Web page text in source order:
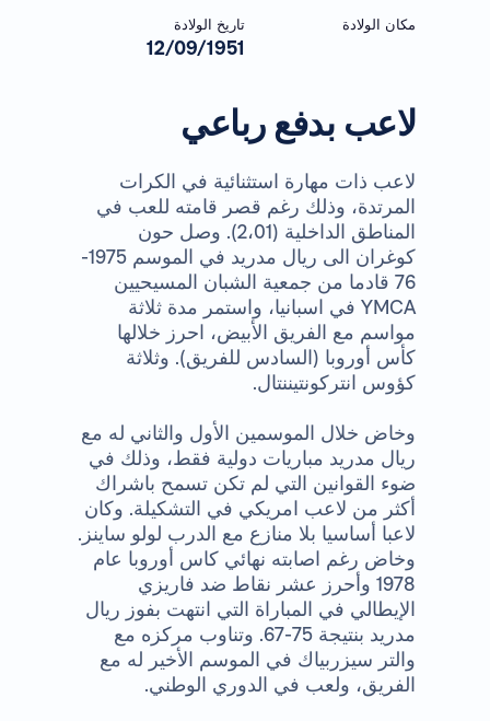
مكان الولادة تاريخ الولادة
12/09/1951
لاعب بدفع رباعي
لاعب ذات مهارة استثنائية في الكرات
المرتدة، وذلك رغم قصر قامته للعب في
المناطق الداخلية (2،01). وصل حون
كوغران الى ريال مدريد في الموسم 1975-
YMCAفي اسبانيا، واستمر مدة ثلاثة
مواسم مع الفريق الأبيض، احرز خلالها
كأس أوروبا (السادس للفريق). وثلاثة
كؤوس انتركونتيننتال.
وخاض خلال الموسمين الأول والثاني له مع
ريال مدريد مباريات دولية فقط، وذلك في
ضوء القوانين التي لم تكن تسمح باشراك
أكثر من لاعب امريكي في التشكيلة. وكان
لاعبا أساسيا بلا منازع مع الدرب لولو ساينز.
وخاض رغم اصابته نهائي كاس أوروبا عام
1978 وأحرز عشر نقاط ضد فاريزي
الإيطالي في المباراة التي انتهت بفوز ريال
مدريد بنتيجة 75-67. وتناوب مركزه مع
والتر سيزربياك في الموسم الأخير له مع
الفريق، ولعب في الدوري الوطني.